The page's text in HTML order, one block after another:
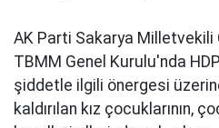
AK Parti Sakarya Milletvekili
TBMM Genel Kurulu'nda
şiddetle ilgili önergesi
kaldırılan kız çocuklarının,